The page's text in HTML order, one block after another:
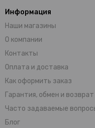
Информация
Наши магазины
О компании
Контакты
Оплата и доставка
Как оформить заказ
Гарантия, обмен и возврат
Часто задаваемые
Блог